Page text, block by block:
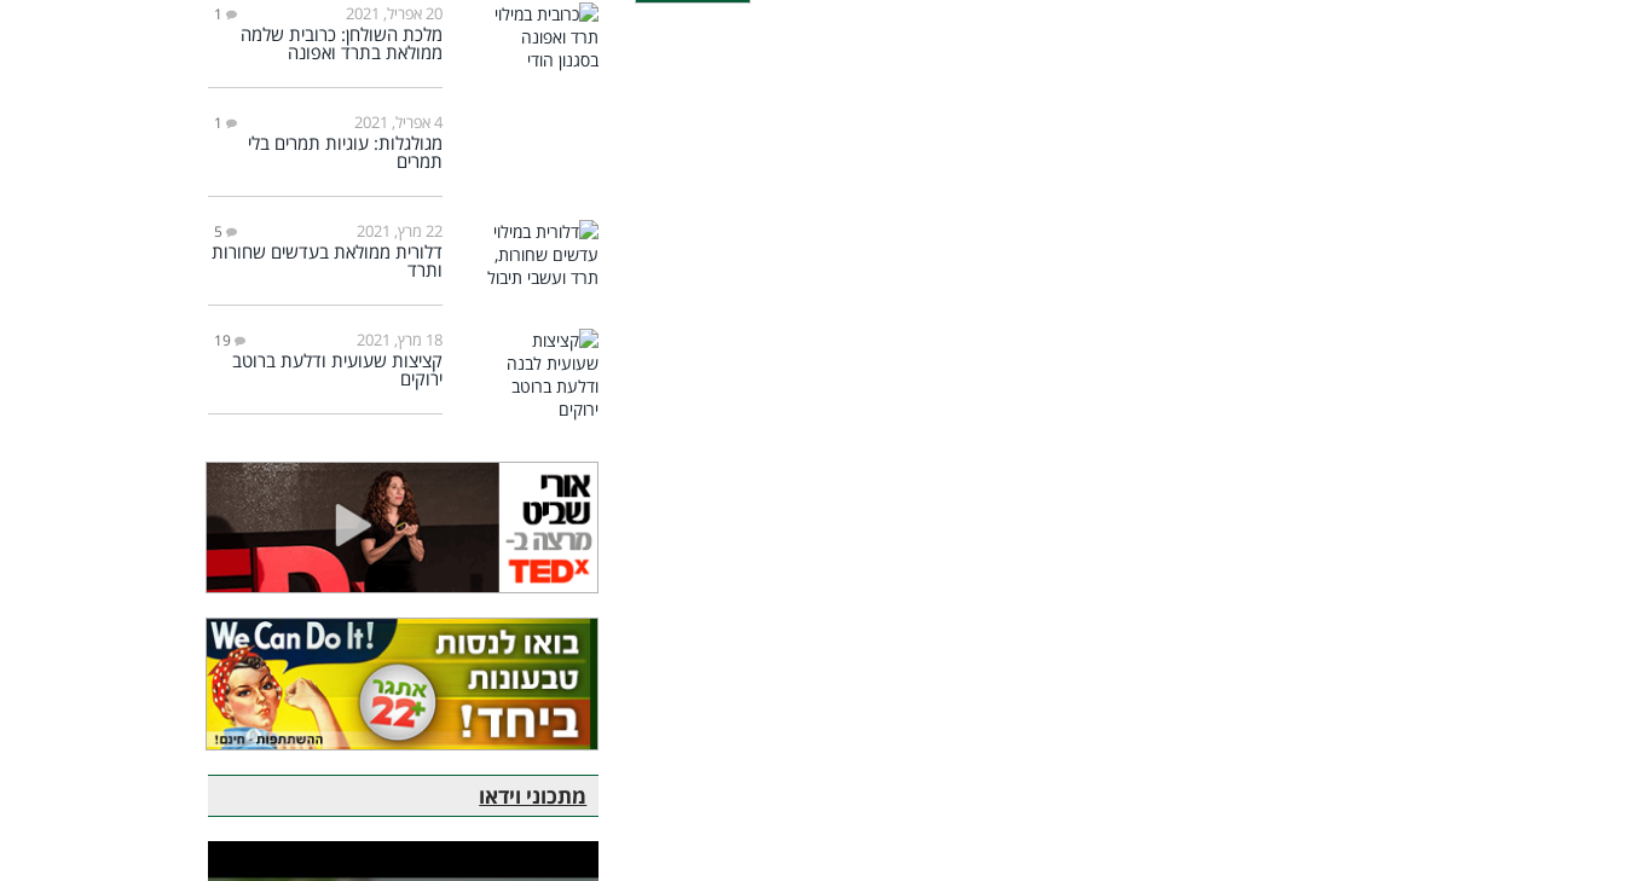
20 אפריל, 2021 1
מלכת השולחן: כרובית שלמה
ממולאת בתרד ואפונה
4 אפריל, 2021 1
מגולגלות: עוגיות תמרים בלי
תמרים
22 מרץ, 2021 5
דלורית ממולאת בעדשים שחורות
ותרד
18 מרץ, 2021 19
קציצות שעועית ודלעת ברוטב
ירוקים
מתכוני וידאו